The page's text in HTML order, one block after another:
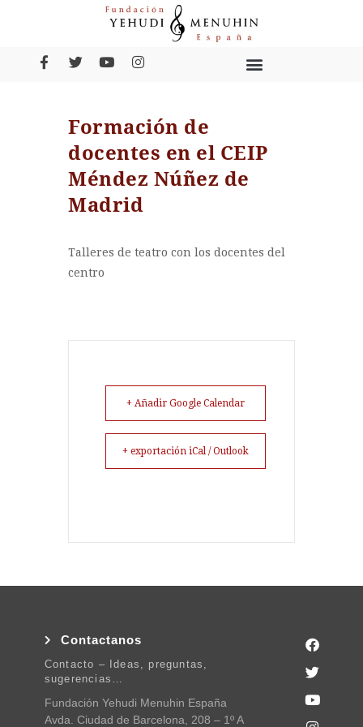
Formación de
docentes en el CEIP
Méndez Núñez de
Madrid
Talleres de teatro con los docentes del
centro
+ Añadir Google Calendar
+ exportación iCal / Outlook
Contactanos
Contacto – Ideas, preguntas,
sugerencias…
Fundación Yehudi Menuhin España
Avda. Ciudad de Barcelona, 208 – 1º A